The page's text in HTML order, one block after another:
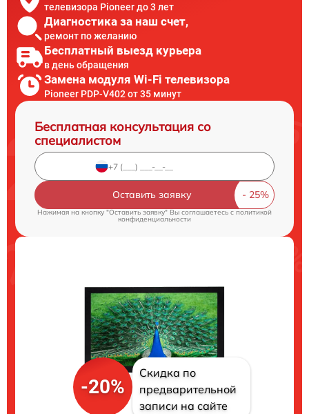
телевизора Pioneer до 3 лет
Диагностика за наш счет,
ремонт по желанию
Бесплатный выезд курьера
в день обращения
Замена модуля Wi-Fi телевизора
Pioneer PDP-V402 от 35 минут
Бесплатная консультация со
специалистом
Оставить заявку
Нажимая на кнопку "Оставить заявку" Вы соглашаетесь c политикой
конфиденциальности
-20%
Скидка по
предварительной
записи на сайте